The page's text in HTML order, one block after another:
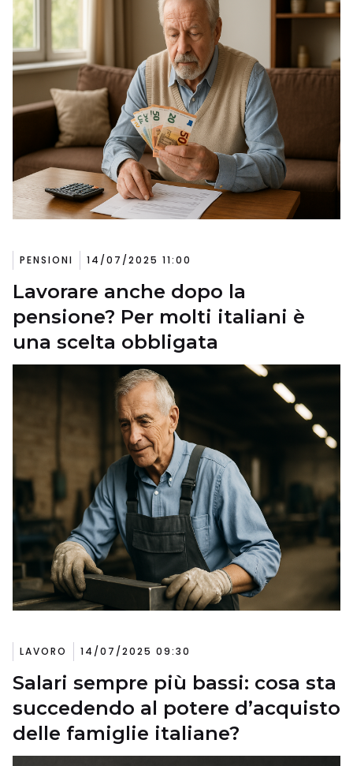
PENSIONI 14/07/2025 11:00
Lavorare anche dopo la
pensione? Per molti italiani è
una scelta obbligata
LAVORO 14/07/2025 09:30
Salari sempre più bassi: cosa sta
succedendo al potere d’acquisto
delle famiglie italiane?